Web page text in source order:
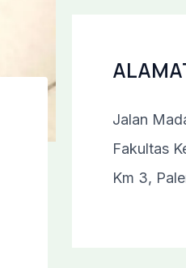
Jalan
Fakultas
Km 3,